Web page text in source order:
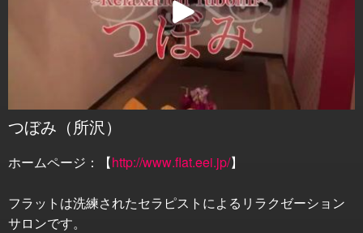
つぼみ（所沢）
ホームページ：【http://www.flat.eei.jp/】
フラットは洗練されたセラピストによるリラクゼーション
サロンです。